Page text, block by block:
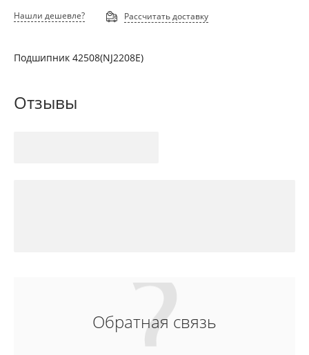
Нашли дешевле? Рассчитать доставку
Подшипник 42508(NJ2208E)
Отзывы
Обратная связь